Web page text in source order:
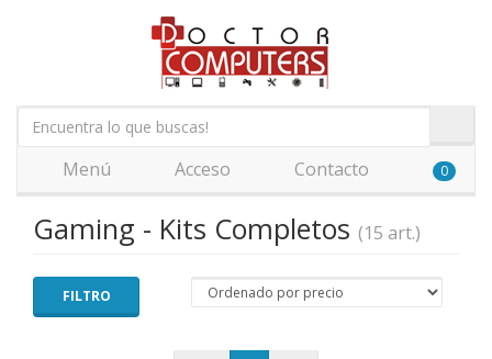
Menú Acceso Contacto 0
Gaming - Kits Completos (15 art.)
FILTRO